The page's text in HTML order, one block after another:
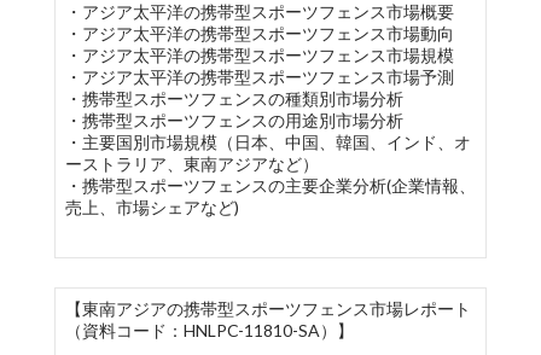
・アジア太平洋の携帯型スポーツフェンス市場概要
・アジア太平洋の携帯型スポーツフェンス市場動向
・アジア太平洋の携帯型スポーツフェンス市場規模
・アジア太平洋の携帯型スポーツフェンス市場予測
・携帯型スポーツフェンスの種類別市場分析
・携帯型スポーツフェンスの用途別市場分析
・主要国別市場規模（日本、中国、韓国、インド、オ
ーストラリア、東南アジアなど）
・携帯型スポーツフェンスの主要企業分析(企業情報、
売上、市場シェアなど)
【東南アジアの携帯型スポーツフェンス市場レポート
（資料コード：HNLPC-11810-SA）】